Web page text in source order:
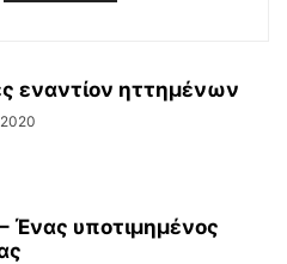
εναντίον ηττημένων
2020
Ένας υποτιμημένος